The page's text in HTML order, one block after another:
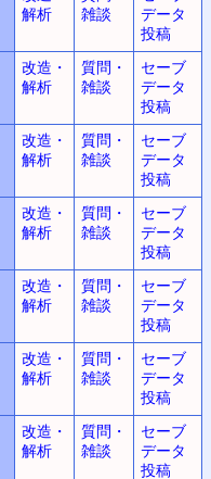
解析
雑談
データ
投稿
改造・
解析
質問・
雑談
セーブ
データ
投稿
改造・
解析
質問・
雑談
セーブ
データ
投稿
改造・
解析
質問・
雑談
セーブ
データ
投稿
改造・
解析
質問・
雑談
セーブ
データ
投稿
改造・
解析
質問・
雑談
セーブ
データ
投稿
改造・
解析
質問・
雑談
セーブ
データ
投稿